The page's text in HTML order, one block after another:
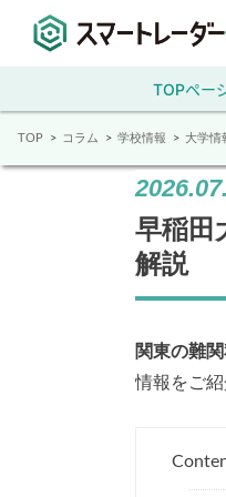
TOPペー
TOP コラム 学校情報 大学情
早稲田
解説
関東の難
情報をご紹